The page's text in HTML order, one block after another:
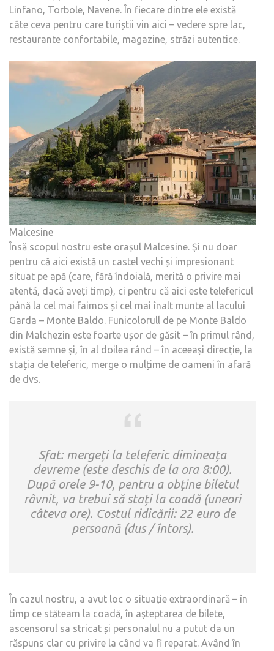
Linfano, Torbole, Navene. În fiecare dintre ele există
câte ceva pentru care turiștii vin aici – vedere spre lac,
restaurante confortabile, magazine, străzi autentice.
Malcesine
Însă scopul nostru este orașul Malcesine. Și nu doar
pentru că aici există un castel vechi și impresionant
situat pe apă (care, fără îndoială, merită o privire mai
atentă, dacă aveți timp), ci pentru că aici este telefericul
până la cel mai faimos și cel mai înalt munte al lacului
Garda – Monte Baldo. Funicolorull de pe Monte Baldo
din Malchezin este foarte ușor de găsit – în primul rând,
există semne și, în al doilea rând – în aceeași direcție, la
stația de teleferic, merge o mulțime de oameni în afară
de dvs.
Sfat: mergeți la teleferic dimineața
devreme (este deschis de la ora 8:00).
După orele 9-10, pentru a obține biletul
râvnit, va trebui să stați la coadă (uneori
câteva ore). Costul ridicării: 22 euro de
persoană (dus / întors).
În cazul nostru, a avut loc o situație extraordinară – în
timp ce stăteam la coadă, în așteptarea de bilete,
ascensorul sa stricat și personalul nu a putut da un
răspuns clar cu privire la când va fi reparat. Având în